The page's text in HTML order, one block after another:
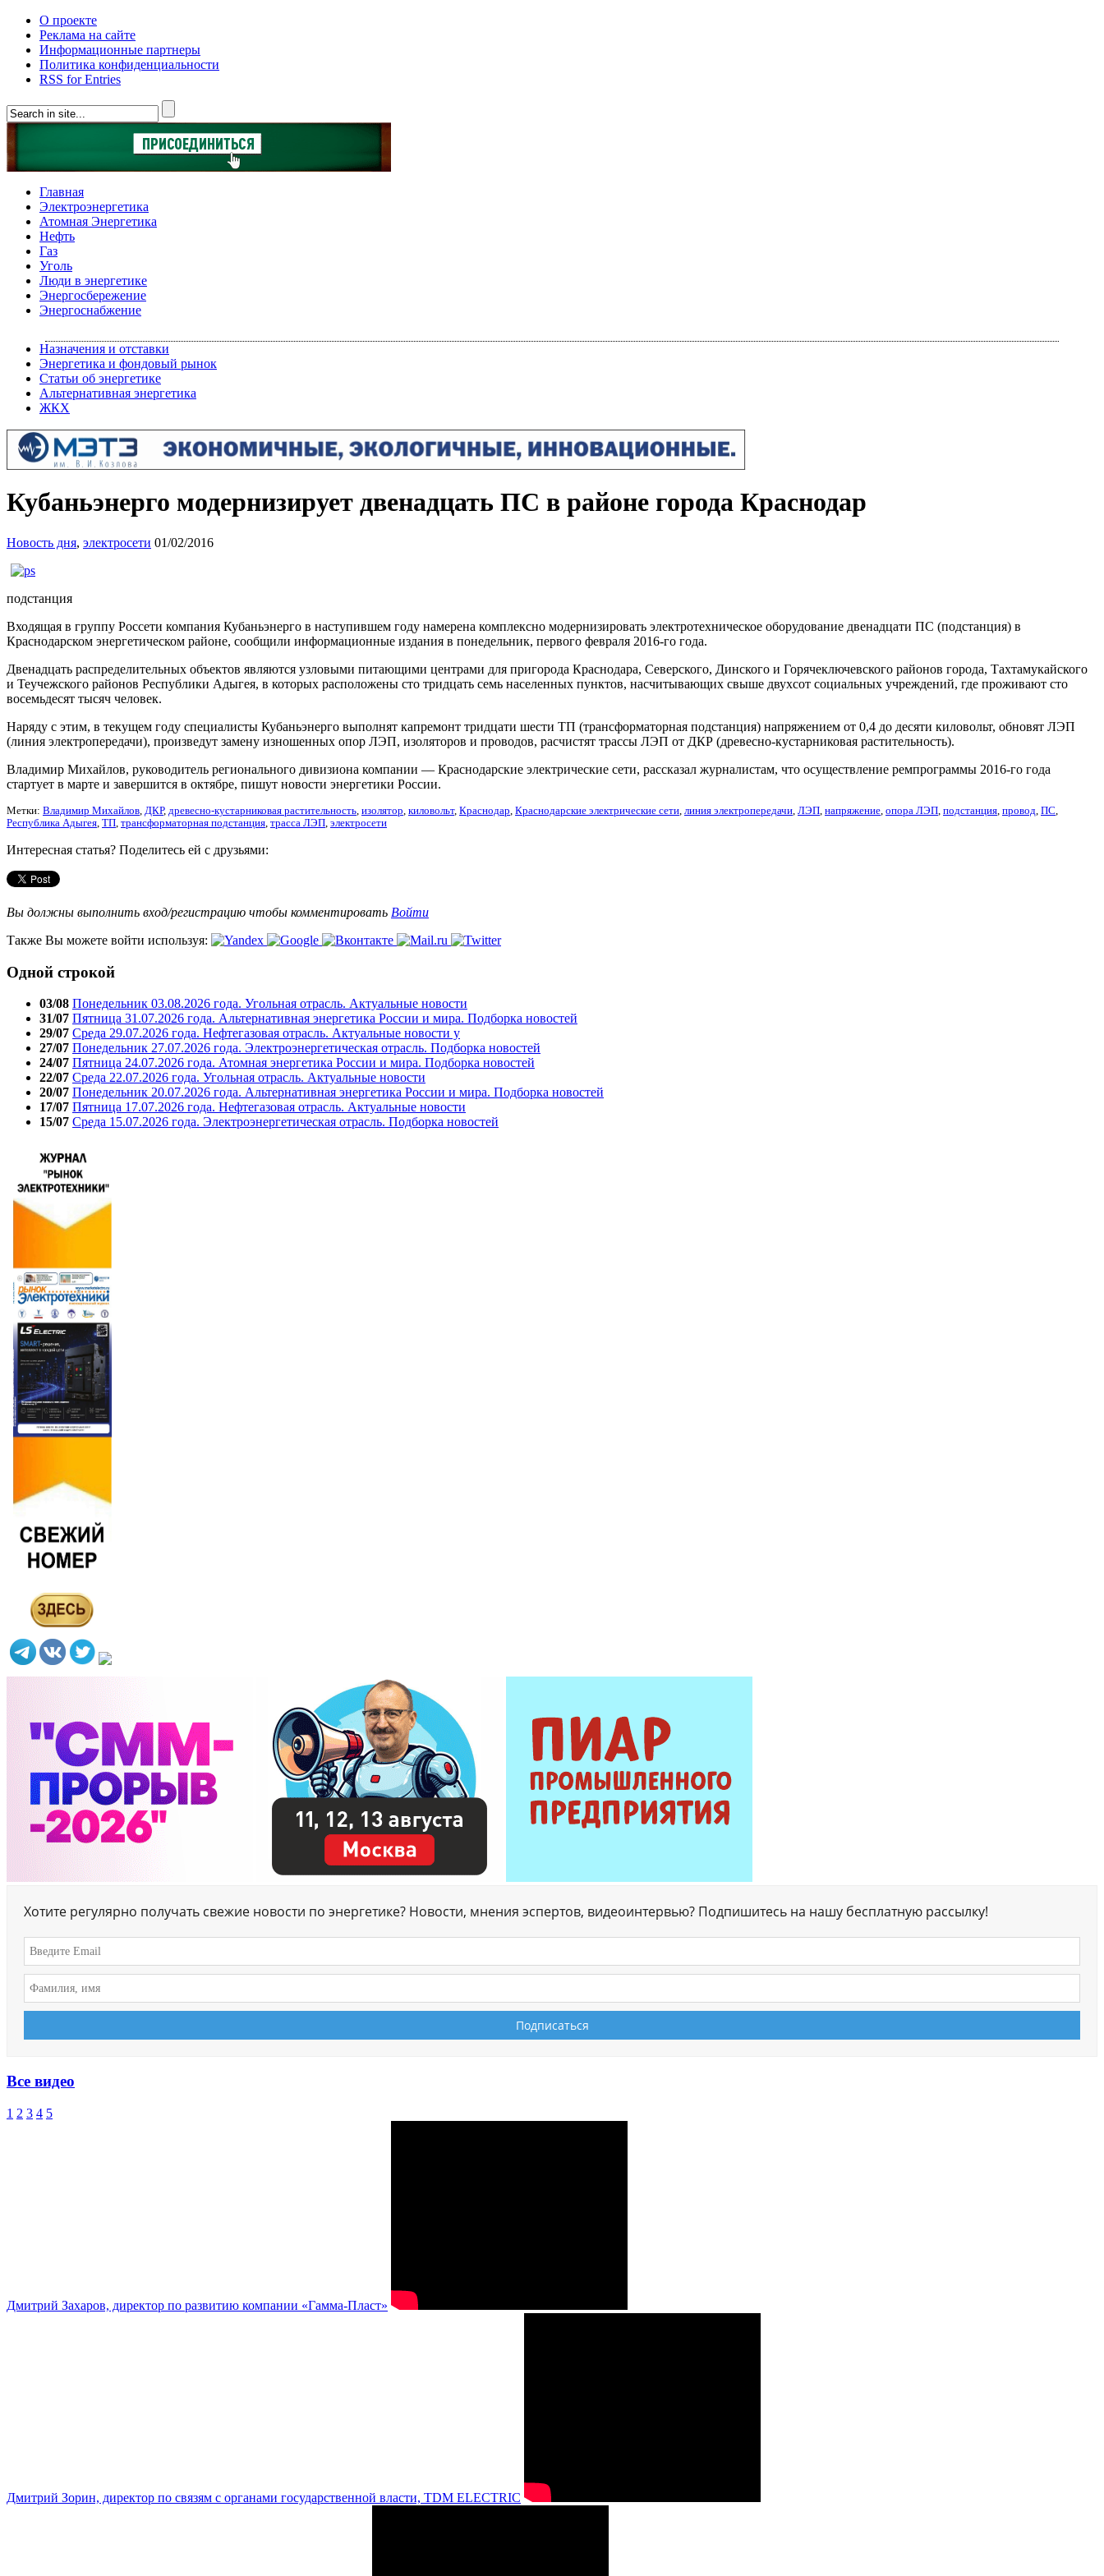
О проекте
Реклама на сайте
Информационные партнеры
Политика конфиденциальности
RSS for Entries
Главная
Электроэнергетика
Атомная Энергетика
Нефть
Газ
Уголь
Люди в энергетике
Энергосбережение
Энергоснабжение
Назначения и отставки
Энергетика и фондовый рынок
Статьи об энергетике
Альтернативная энергетика
ЖКХ
Кубаньэнерго модернизирует двенадцать ПС в районе города Краснодар
Новость дня, электросети 01/02/2016
подстанция
Входящая в группу Россети компания Кубаньэнерго в наступившем году намерена комплексно модернизировать электротехническое оборудование двенадцати ПС (подстанция) в
Краснодарском энергетическом районе, сообщили информационные издания в понедельник, первого февраля 2016-го года.
Двенадцать распределительных объектов являются узловыми питающими центрами для пригорода Краснодара, Северского, Динского и Горячеключевского районов города, Тахтамукайского
и Теучежского районов Республики Адыгея, в которых расположены сто тридцать семь населенных пунктов, насчитывающих свыше двухсот социальных учреждений, где проживают сто
восемьдесят тысяч человек.
Наряду с этим, в текущем году специалисты Кубаньэнерго выполнят капремонт тридцати шести ТП (трансформаторная подстанция) напряжением от 0,4 до десяти киловольт, обновят ЛЭП
(линия электропередачи), произведут замену изношенных опор ЛЭП, изоляторов и проводов, расчистят трассы ЛЭП от ДКР (древесно-кустарниковая растительность).
Владимир Михайлов, руководитель регионального дивизиона компании — Краснодарские электрические сети, рассказал журналистам, что осуществление ремпрограммы 2016-го года
стартует в марте и завершится в октябре, пишут новости энергетики России.
Метки: Владимир Михайлов, ДКР, древесно-кустарниковая растительность, изолятор, киловольт, Краснодар, Краснодарские электрические сети, линия электропередачи, ЛЭП, напряжение, опора ЛЭП, подстанция, провод, ПС,
Республика Адыгея, ТП, трансформаторная подстанция, трасса ЛЭП, электросети
Интересная статья? Поделитесь ей с друзьями:
Вы должны выполнить вход/регистрацию чтобы комментировать Войти
Также Вы можете войти используя:
Одной строкой
03/08 Понедельник 03.08.2026 года. Угольная отрасль. Актуальные новости
31/07 Пятница 31.07.2026 года. Альтернативная энергетика России и мира. Подборка новостей
29/07 Среда 29.07.2026 года. Нефтегазовая отрасль. Актуальные новости у
27/07 Понедельник 27.07.2026 года. Электроэнергетическая отрасль. Подборка новостей
24/07 Пятница 24.07.2026 года. Атомная энергетика России и мира. Подборка новостей
22/07 Среда 22.07.2026 года. Угольная отрасль. Актуальные новости
20/07 Понедельник 20.07.2026 года. Альтернативная энергетика России и мира. Подборка новостей
17/07 Пятница 17.07.2026 года. Нефтегазовая отрасль. Актуальные новости
15/07 Среда 15.07.2026 года. Электроэнергетическая отрасль. Подборка новостей
Хотите регулярно получать свежие новости по энергетике? Новости, мнения эспертов, видеоинтервью? Подпишитесь на нашу бесплатную рассылку!
Все видео
1 2 3 4 5
Дмитрий Захаров, директор по развитию компании «Гамма-Пласт»
Дмитрий Зорин, директор по связям с органами государственной власти, TDM ELECTRIC